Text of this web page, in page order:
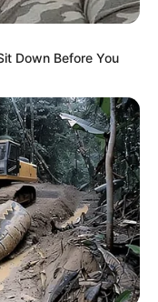
Down Before You